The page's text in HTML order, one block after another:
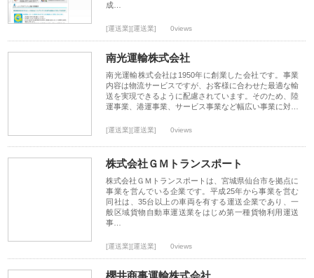
成…
[運送業][運送業] 0views
南光運輸株式会社
南光運輸株式会社は1950年に創業した会社です。事業
内容は物流サービスですが、お客様に合わせた最適な輸
送を実現できるように配慮されています。そのため、陸
運事業、港運事業、サービス事業など幅広い事業に対…
[運送業][運送業] 0views
株式会社ＧＭトランスポート
株式会社ＧＭトランスポートは、宮城県仙台市を拠点に
事業を営んでいる企業です。平成25年から事業を営む
同社は、35台以上の車両を有する運送企業であり、一
般区域貨物自動車運送業をはじめ第一種貨物利用運送
事…
[運送業][運送業] 0views
櫻井商事運輸株式会社